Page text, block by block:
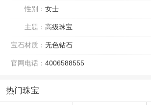
性别： 女士
主题： 高级珠宝
宝石材质： 无色钻石
官网电话： 4006588555
热门珠宝